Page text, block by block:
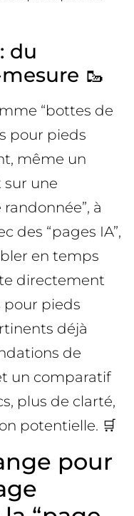
du
🥾
“bottes de
pour pieds
même un
une
à
des “pages IA”,
en temps
directement
pour pieds
déjà
de
un comparatif
plus de clarté,
potentielle. 🛒
pour